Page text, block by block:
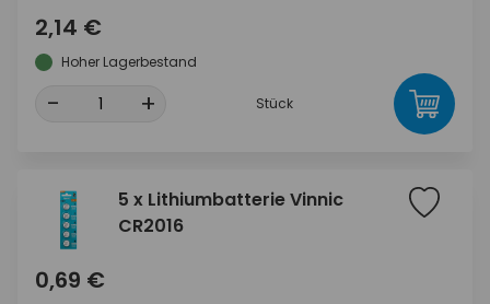
2,14 €
Hoher Lagerbestand
- + Stück
5 x Lithiumbatterie Vinnic
CR2016
0,69 €